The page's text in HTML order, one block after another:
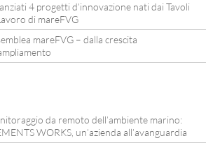
4 progetti d’innovazione nati dai Tavoli
di mareFVG
mareFVG – dalla crescita
da remoto dell’ambiente marino:
WORKS, un’azienda all’avanguardia